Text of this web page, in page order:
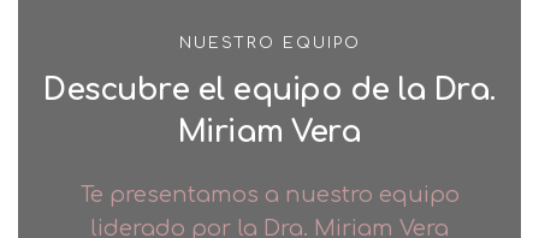
NUESTRO EQUIPO
Descubre el equipo de la Dra.
Miriam Vera
Te presentamos a nuestro equipo
liderado por la Dra. Miriam Vera